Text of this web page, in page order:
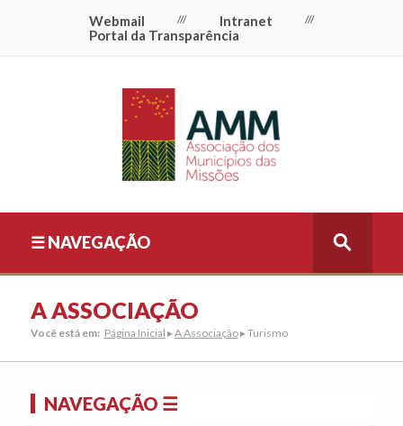
Webmail /// Intranet ///
Portal da Transparência
☰ NAVEGAÇÃO
A ASSOCIAÇÃO
Você está em: Página Inicial ▸A Associação▸ Turismo
NAVEGAÇÃO ☰